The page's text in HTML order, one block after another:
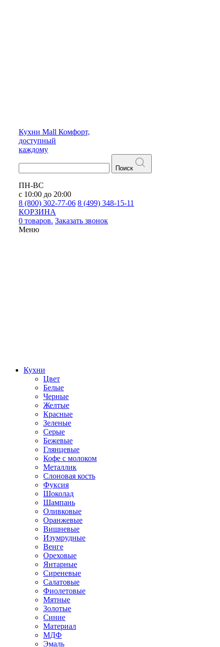
Кухни Mall Комфорт,
доступный
каждому
Поиск
ПН-ВС
с 10:00 до 20:00
8 (800) 302-77-06 8 (499) 348-15-11
КОРЗИНА
0 товаров. Заказать звонок
Меню
Кухни
Цвет
Белые
Черные
Желтые
Красные
Зеленые
Серые
Бежевые
Глянцевые
Кофе с молоком
Металлик
Слоновая кость
Фуксия
Шоколад
Шампань
Оливковые
Оранжевые
Вишневые
Изумрудные
Венге
Ореховые
Янтарные
Сиреневые
Салатовые
Фиолетовые
Мятные
Золотые
Синие
Материал
МДФ
Эмаль